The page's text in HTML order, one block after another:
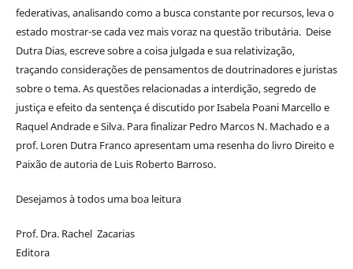
federativas, analisando como a busca constante por recursos, leva o
estado mostrar-se cada vez mais voraz na questão tributária. Deise
Dutra Dias, escreve sobre a coisa julgada e sua relativização,
traçando considerações de pensamentos de doutrinadores e juristas
sobre o tema. As questões relacionadas a interdição, segredo de
justiça e efeito da sentença é discutido por Isabela Poani Marcello e
Raquel Andrade e Silva. Para finalizar Pedro Marcos N. Machado e a
prof. Loren Dutra Franco apresentam uma resenha do livro Direito e
Paixão de autoria de Luis Roberto Barroso.
Desejamos à todos uma boa leitura
Prof. Dra. Rachel Zacarias
Editora